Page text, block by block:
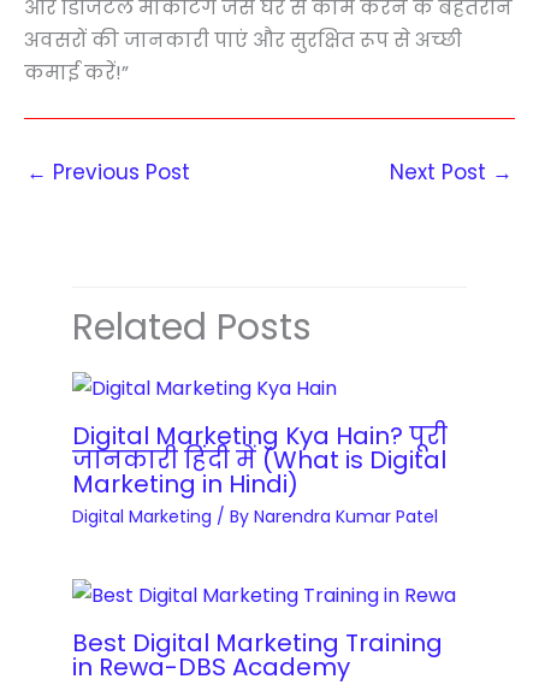
i
t
y
p
m
e
n
&
o
u
r
q
और डिजिटल मार्केटिंग जैसे घर से काम करने के बेहतरीन
अवसरों की जानकारी पाएं और सुरक्षित रूप से अच्छी
कमाई करें!”
← Previous Post Next Post →
Related Posts
Digital Marketing Kya Hain? पूरी
जानकारी हिंदी में (What is Digital
Marketing in Hindi)
Digital Marketing / By Narendra Kumar Patel
Best Digital Marketing Training
in Rewa-DBS Academy